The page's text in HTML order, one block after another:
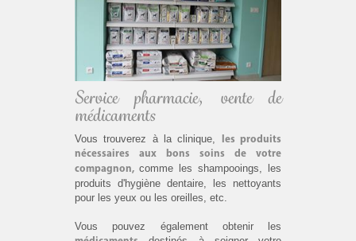
Service pharmacie, vente de
médicaments
Vous trouverez à la clinique,
les produits
nécessaires aux bons soins de votre
compagnon, comme les shampooings, les
produits d'hygiène dentaire, les nettoyants
pour les yeux ou les oreilles, etc.
Vous pouvez également obtenir les